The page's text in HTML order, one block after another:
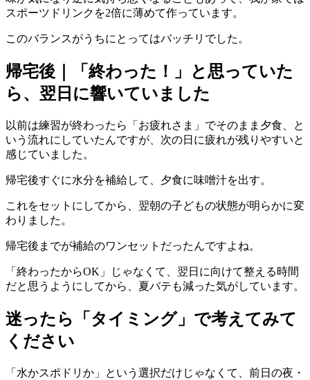
スポーツドリンクを2倍に薄めて作っています。
このバランスがうちにとってはバッチリでした。
帰宅後｜「終わった！」と思っていた
ら、翌日に響いていました
以前は練習が終わったら「お疲れさま」でそのまま夕食、と
いう流れにしていたんですが、次の日に疲れが残りやすいと
感じていました。
帰宅後すぐに水分を補給して、夕食に味噌汁を出す。
これをセットにしてから、翌朝の子どもの状態が明らかに変
わりました。
帰宅後までが補給のワンセットだったんですよね。
「終わったからOK」じゃなくて、翌日に向けて整える時間
だと思うようにしてから、夏バテも減った気がしています。
迷ったら「タイミング」で考えてみて
ください
「水かスポドリか」という選択だけじゃなくて、前日の夜・